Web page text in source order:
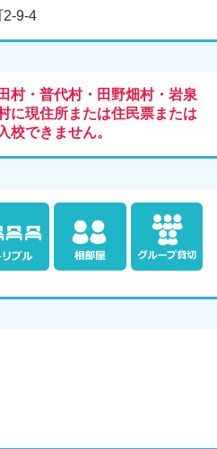
2-9-4
村・普代村・田野畑村・岩泉
に現住所または住民票または
校できません。